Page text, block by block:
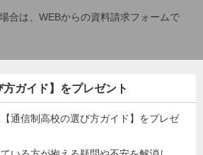
合は、WEBからの資料請求フォームで
方ガイド】をプレゼント
通信制高校の選び方ガイド】をプレゼ